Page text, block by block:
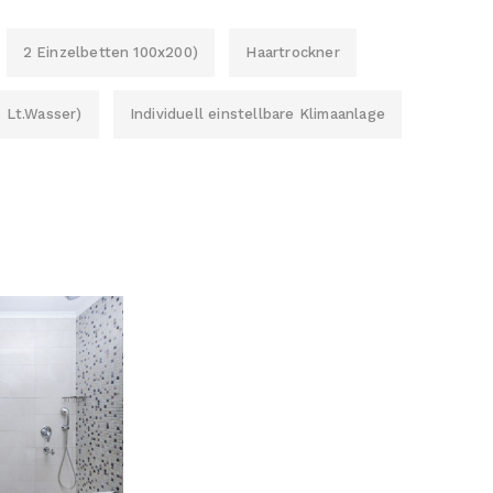
2 Einzelbetten 100x200) Haartrockner
Lt.Wasser) Individuell einstellbare Klimaanlage